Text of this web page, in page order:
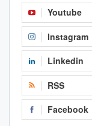
Youtube
Instagram
Linkedin
RSS
Facebook